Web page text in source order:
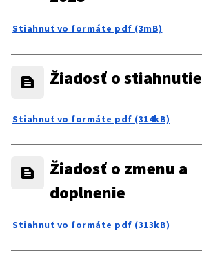
Stiahnuť vo formáte pdf (3mB)
Žiadosť o stiahnutie
Stiahnuť vo formáte pdf (314kB)
Žiadosť o zmenu a
doplnenie
Stiahnuť vo formáte pdf (313kB)